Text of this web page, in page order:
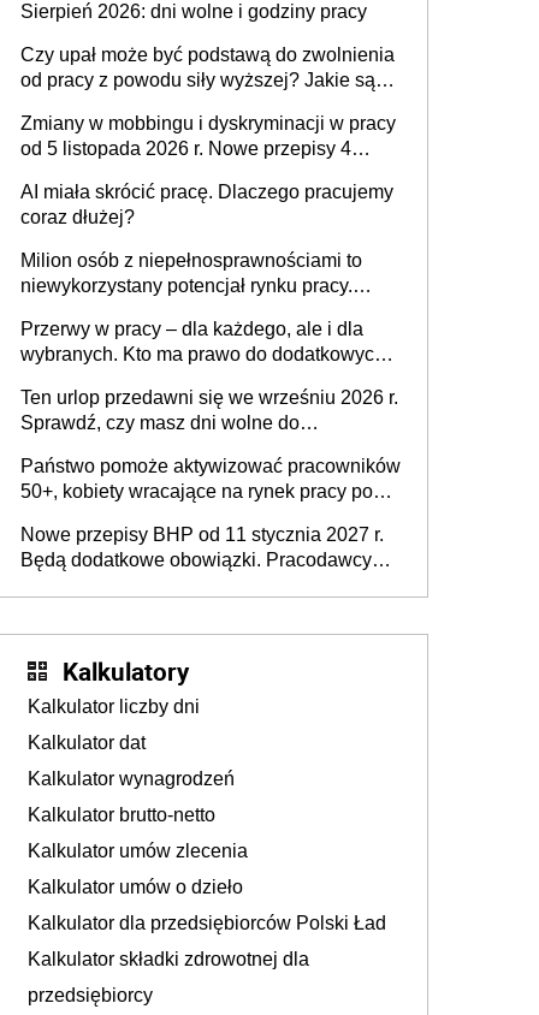
zespołu
Sierpień 2026: dni wolne i godziny pracy
Czy upał może być podstawą do zwolnienia
od pracy z powodu siły wyższej? Jakie są
Zmiany w mobbingu i dyskryminacji w pracy
od 5 listopada 2026 r. Nowe przepisy 4
Ustaw
AI miała skrócić pracę. Dlaczego pracujemy
coraz dłużej?
Milion osób z niepełnosprawnościami to
niewykorzystany potencjał rynku pracy.
dofinansowań czy refundacji, ale bariery po
stronie systemu i świadomości
pracodawców [WYWIAD]
Przerwy w pracy – dla każdego, ale i dla
wybranych. Kto ma prawo do dodatkowych
Ten urlop przedawni się we wrześniu 2026 r.
Sprawdź, czy masz dni wolne do
Państwo pomoże aktywizować pracowników
50+, kobiety wracające na rynek pracy po
osoby neuroatypowe. Powstanie Fundusz
na rzecz Inkluzywności w Zatrudnianiu?
Nowe przepisy BHP od 11 stycznia 2027 r.
Będą dodatkowe obowiązki. Pracodawcy
Kalkulatory
Kalkulator liczby dni
Kalkulator dat
Kalkulator wynagrodzeń
Kalkulator brutto-netto
Kalkulator umów zlecenia
Kalkulator umów o dzieło
Kalkulator dla przedsiębiorców Polski Ład
Kalkulator składki zdrowotnej dla
przedsiębiorcy